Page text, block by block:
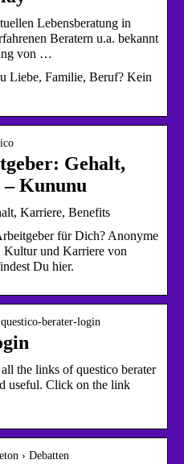
Lebensberatung in
Beratern u.a. bekannt
von …
Liebe, Familie, Beruf? Kein
Gehalt,
Kununu
Karriere, Benefits
für Dich? Anonyme
Kultur und Karriere von
Du hier.
berater-login
the links of questico berater
useful. Click on the link
› Debatten